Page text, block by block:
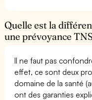
Quelle est la
une prévoyance
Il ne faut pas
effet, ce sont deux
domaine de la santé
ont des garanties